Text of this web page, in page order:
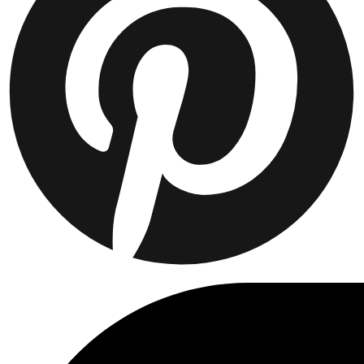
Collaborations
Prince / Les Deux
KB: The Anniversary Editions
Collections
Les Deux International Club
Summer 2026
Rechercher
France
En tendance actuellement